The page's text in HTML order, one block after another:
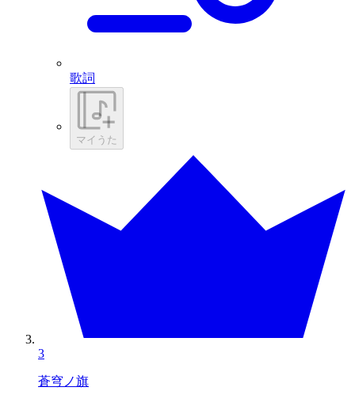
歌詞
マイうた
3
蒼穹ノ旗